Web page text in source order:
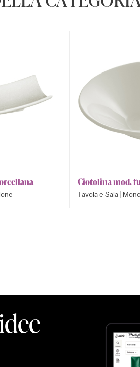
Ciotolina mod.
Tavola e Sala |